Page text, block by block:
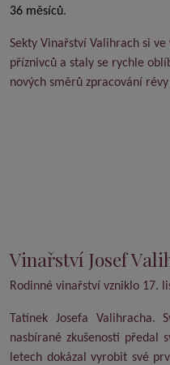
36 měsíců.
Sekty Vinařství Valihrach si
příznivců a staly se rychle
nových směrů zpracování
Vinařství Josef
Rodinné vinařství vzniklo 17.
Tatínek Josefa
nasbírané zkušenosti předal
letech dokázal vyrobit své